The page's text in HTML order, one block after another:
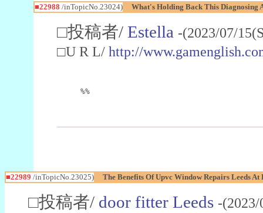
■22988 /inTopicNo.23024) What's Holding Back This Diagnosing
□投稿者/ Estella -(2023/07/
□U R L/ http://
%%
■22989 /inTopicNo.23025) The Benefits Of Upvc Window Repairs Leeds
□投稿者/ door fitter Leeds -